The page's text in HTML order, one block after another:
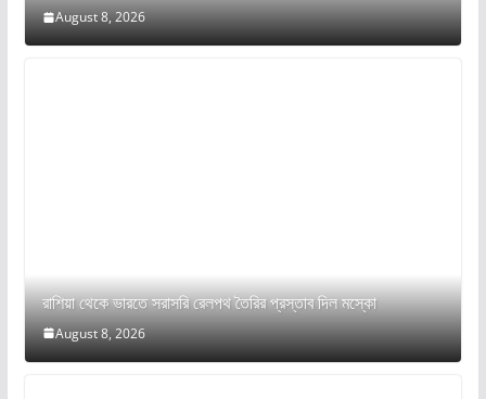
August 8, 2026
রাশিয়া থেকে ভারতে সরাসরি রেলপথ তৈরির প্রস্তাব দিল মস্কো
August 8, 2026